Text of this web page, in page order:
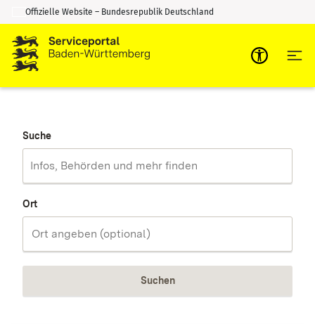
Zum Inhalt springen
Zur Suche springen
Offizielle Website – Bundesrepublik Deutschland
Suche
Ort
Suchen